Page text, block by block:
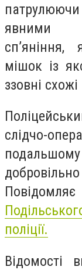
патрулюючи
явними
сп’яніння,
мішок із
ззовні
слідчо-
поліції.
Відомості